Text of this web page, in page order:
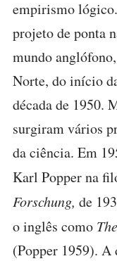
empirismo
projeto de ponta
mundo
Norte, do início
década de 1950.
surgiram vários
da ciência. Em
Karl Popper na
Forschung, de
o inglês como
(Popper 1959). A